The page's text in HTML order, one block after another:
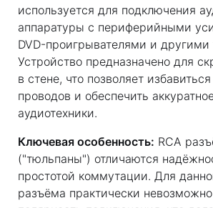
используется для подключения
аппаратуры с периферийными
DVD-проигрывателями и другими
Устройство предназначено для
в стене, что позволяет
проводов и обеспечить
аудиотехники.
Ключевая особенность: RCA
("тюльпаны") отличаются
простотой коммутации. Для
разъёма практически невозможно